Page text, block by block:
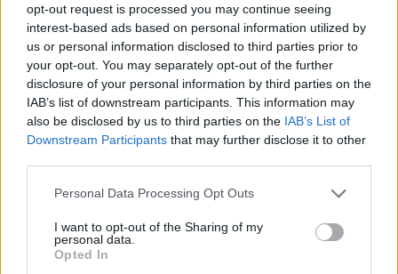
opt-out request is processed you may continue seeing
interest-based ads based on personal information utilized by
us or personal information disclosed to third parties prior to
your opt-out. You may separately opt-out of the further
disclosure of your personal information by third parties on the
IAB’s list of downstream participants. This information may
also be disclosed by us to third parties on the IAB’s List of
Downstream Participants that may further disclose it to other
Please note that this website/app uses one or more Google
not limited to your visit or usage behaviour. You may click to
grant or deny consent to Google and its third-party tags to
use your data for below specified purposes in below Google
Personal Data Processing Opt Outs
I want to opt-out of the Sharing of my
personal data.
Opted In
FORMA-1 / 2021. MÁRC. 7.
Zandvoort pozitívan áll a
versenyhez: Vagy így, vagy úgy, de
lesz
Ha és amennyiben minden jól alakul szeptember ötödikén a
Forma-1 visszatér Hollandiába. Zandvoort már tavaly is
hasonlóan a koronavírus náluk is lehetetlenné tette a futam
megrendezését. A Ziggo Sport Formula 1 Café című
műsorában Rick Winkelman, a pálya igazgatójával, Robert